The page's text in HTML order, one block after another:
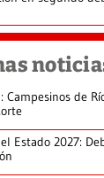
Campesinos de
Estado 2027: